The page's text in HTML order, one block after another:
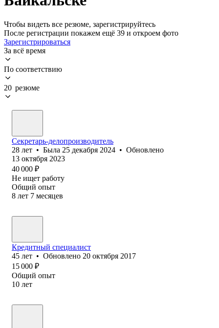
Чтобы видеть все резюме, зарегистрируйтесь
После регистрации покажем ещё 39 и откроем фото
Зарегистрироваться
За всё время
По соответствию
20 резюме
Секретарь-делопроизводитель
28 лет • Была 25 декабря 2024 • Обновлено
13 октября 2023
40 000 ₽
Не ищет работу
Общий опыт
8 лет 7 месяцев
Кредитный специалист
45 лет • Обновлено 20 октября 2017
15 000 ₽
Общий опыт
10 лет